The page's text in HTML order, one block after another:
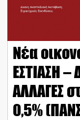
Νέα
ΕΣΤΙΑΣΗ –
ΑΛΛΑΓΕΣ
0,5%